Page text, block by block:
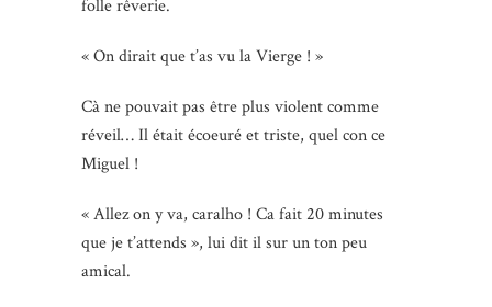
folle rêverie.
« On dirait que t’as vu la Vierge ! »
Cà ne pouvait pas être plus violent comme
réveil… Il était écoeuré et triste, quel con ce
Miguel !
« Allez on y va, caralho ! Ca fait 20 minutes
que je t’attends », lui dit il sur un ton peu
amical.